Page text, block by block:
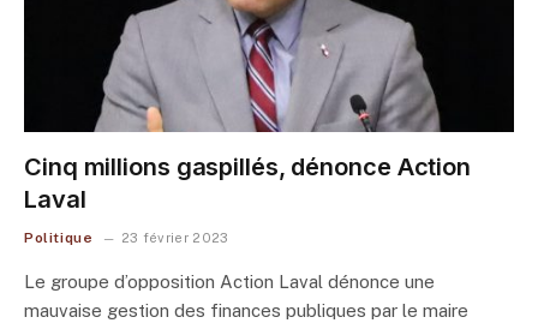
Cinq millions gaspillés, dénonce Action
Laval
Politique 23 février 2023
Le groupe d’opposition Action Laval dénonce une
mauvaise gestion des finances publiques par le maire